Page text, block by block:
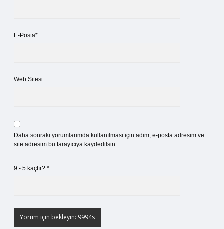
E-Posta*
Web Sitesi
Daha sonraki yorumlarımda kullanılması için adım, e-posta adresim ve
site adresim bu tarayıcıya kaydedilsin.
9 - 5 kaçtır? *